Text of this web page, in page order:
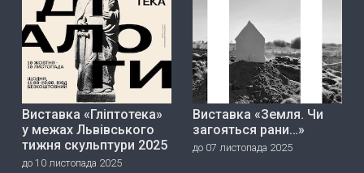
Виставка «Гліптотека»
у межах Львівського
тижня скульптури 2025
до 10 листопада 2025
Виставка «Земля. Чи
загояться рани…»
до 07 листопада 2025